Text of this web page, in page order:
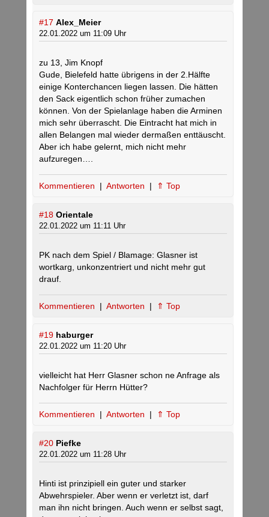
#17 Alex_Meier
22.01.2022 um 11:09 Uhr
zu 13, Jim Knopf
Gude, Bielefeld hatte übrigens in der 2.Hälfte
einige Konterchancen liegen lassen. Die hätten
den Sack eigentlich schon früher zumachen
können. Von der Spielanlage haben die Arminen
mich sehr überrascht. Die Eintracht hat mich in
allen Belangen mal wieder dermaßen enttäuscht.
Aber ich habe gelernt, mich nicht mehr
aufzuregen….
Kommentieren | Antworten | ⇑ Top
#18 Orientale
22.01.2022 um 11:11 Uhr
PK nach dem Spiel / Blamage: Glasner ist
wortkarg, unkonzentriert und nicht mehr gut
drauf.
Kommentieren | Antworten | ⇑ Top
#19 haburger
22.01.2022 um 11:20 Uhr
vielleicht hat Herr Glasner schon ne Anfrage als
Nachfolger für Herrn Hütter?
Kommentieren | Antworten | ⇑ Top
#20 Piefke
22.01.2022 um 11:28 Uhr
Hinti ist prinzipiell ein guter und starker
Abwehrspieler. Aber wenn er verletzt ist, darf
man ihn nicht bringen. Auch wenn er selbst sagt,